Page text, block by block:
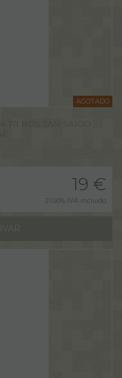
AGOTADO
70 RDS TAN SAIGO
19 €
21.00% IVA incluido